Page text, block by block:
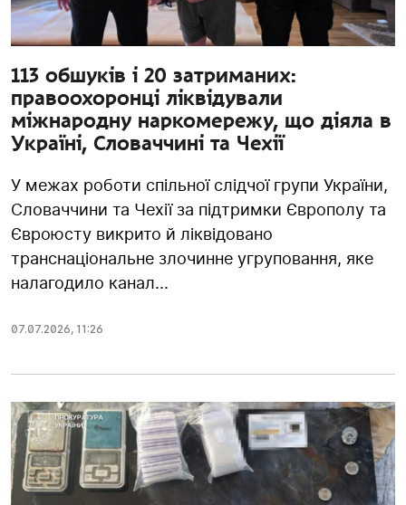
113 обшуків і 20 затриманих:
правоохоронці ліквідували
міжнародну наркомережу, що діяла в
Україні, Словаччині та Чехії
У межах роботи спільної слідчої групи України,
Словаччини та Чехії за підтримки Європолу та
Євроюсту викрито й ліквідовано
транснаціональне злочинне угруповання, яке
налагодило канал...
07.07.2026, 11:26